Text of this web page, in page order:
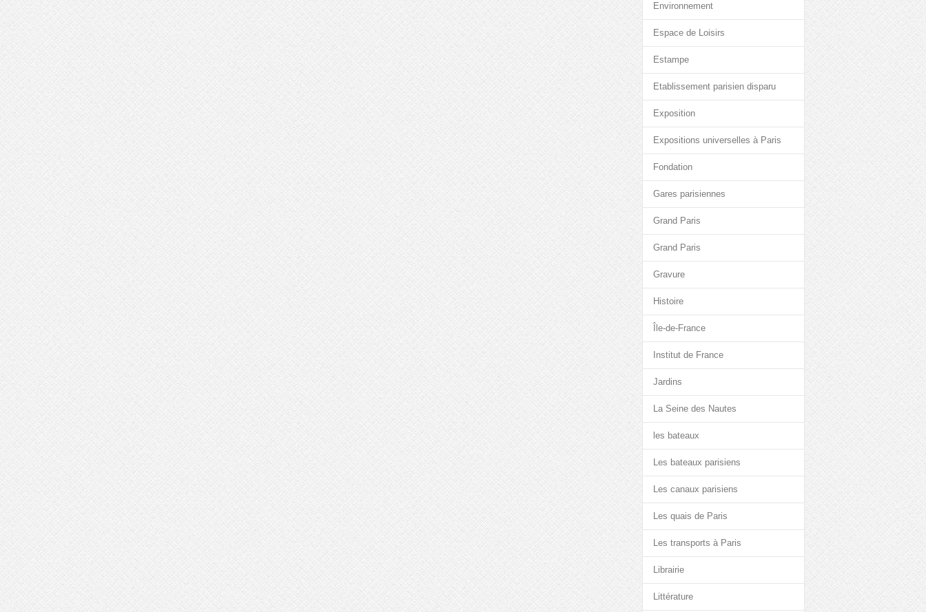
Environnement
Espace de Loisirs
Estampe
Etablissement parisien disparu
Exposition
Expositions universelles à Paris
Fondation
Gares parisiennes
Grand Paris
Grand Paris
Gravure
Histoire
Île-de-France
Institut de France
Jardins
La Seine des Nautes
les bateaux
Les bateaux parisiens
Les canaux parisiens
Les quais de Paris
Les transports à Paris
Librairie
Littérature